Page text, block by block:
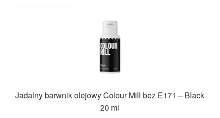
Jadalny barwnik olejowy Colour Mill bez E171 – Black
20 ml